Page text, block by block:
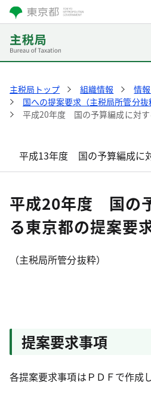
主税局トップ 組織情報
情
国への提案要求（主税局所管分抜
平成20年度 国の予算編成に対す
平成13年度 国の予算編成に
平成20年度 国の
る東京都の提案要
（主税局所管分抜粋）
提案要求事項
各提案要求事項はＰＤＦで作成